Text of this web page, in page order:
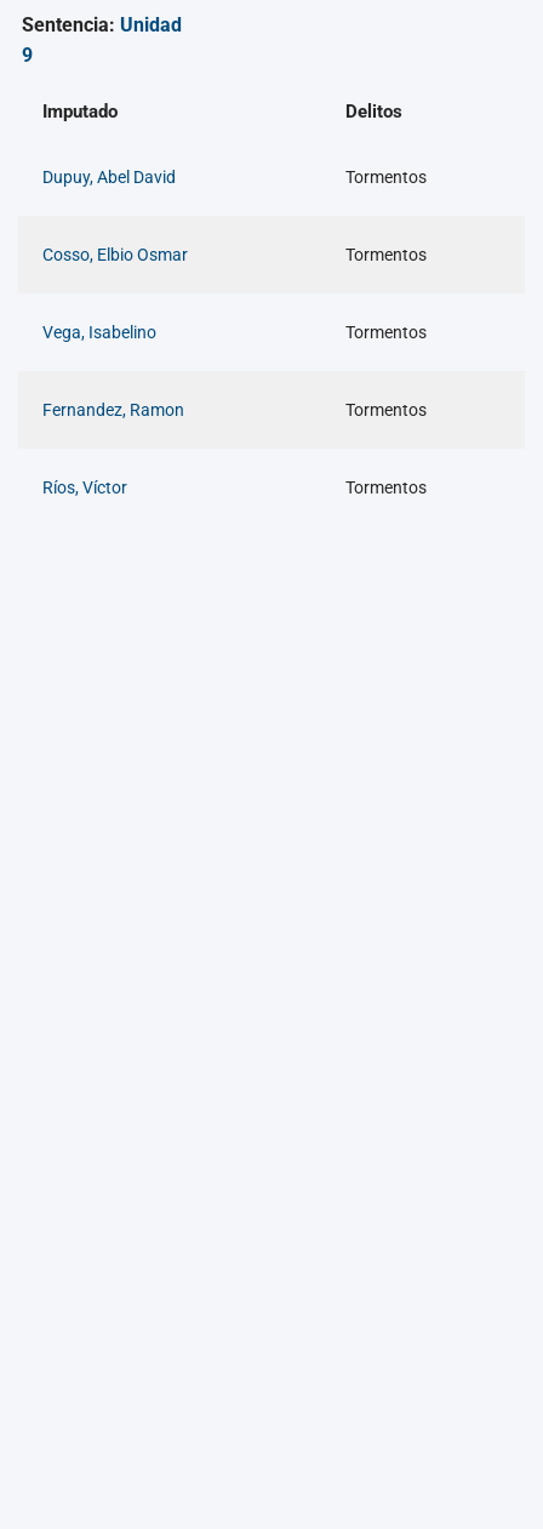
Sentencia: Unidad
9
Imputado Delitos
Dupuy, Abel David Tormentos
Cosso, Elbio Osmar Tormentos
Vega, Isabelino Tormentos
Fernandez, Ramon Tormentos
Ríos, Víctor Tormentos